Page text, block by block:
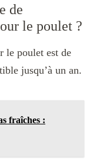
de
le poulet ?
le poulet est de
jusqu’à un an.
fraîches :